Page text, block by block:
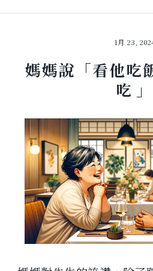
1月 23,
媽媽說「看他吃
吃 」